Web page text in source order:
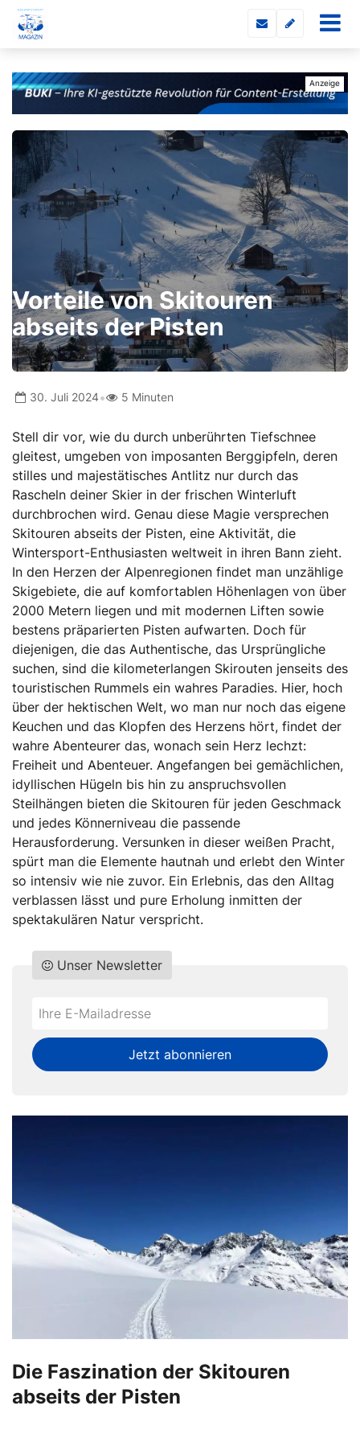
Vorteile von Skitouren
abseits der Pisten
30. Juli 2024• 5 Minuten
Stell dir vor, wie du durch unberührten Tiefschnee
gleitest, umgeben von imposanten Berggipfeln, deren
stilles und majestätisches Antlitz nur durch das
Rascheln deiner Skier in der frischen Winterluft
durchbrochen wird. Genau diese Magie versprechen
Skitouren abseits der Pisten, eine Aktivität, die
Wintersport-Enthusiasten weltweit in ihren Bann zieht.
In den Herzen der Alpenregionen findet man unzählige
Skigebiete, die auf komfortablen Höhenlagen von über
2000 Metern liegen und mit modernen Liften sowie
bestens präparierten Pisten aufwarten. Doch für
diejenigen, die das Authentische, das Ursprüngliche
suchen, sind die kilometerlangen Skirouten jenseits des
touristischen Rummels ein wahres Paradies. Hier, hoch
über der hektischen Welt, wo man nur noch das eigene
Keuchen und das Klopfen des Herzens hört, findet der
wahre Abenteurer das, wonach sein Herz lechzt:
Freiheit und Abenteuer. Angefangen bei gemächlichen,
idyllischen Hügeln bis hin zu anspruchsvollen
Steilhängen bieten die Skitouren für jeden Geschmack
und jedes Könnerniveau die passende
Herausforderung. Versunken in dieser weißen Pracht,
spürt man die Elemente hautnah und erlebt den Winter
so intensiv wie nie zuvor. Ein Erlebnis, das den Alltag
verblassen lässt und pure Erholung inmitten der
spektakulären Natur verspricht.
Do
fill
this
Unser Newsletter
*Ihre
Mailadresse:
Jetzt abonnieren
Die Faszination der Skitouren
abseits der Pisten